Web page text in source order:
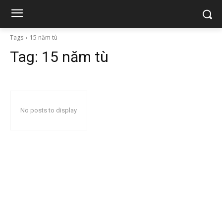
Tags 15 năm tù
Tag: 15 năm tù
No posts to display